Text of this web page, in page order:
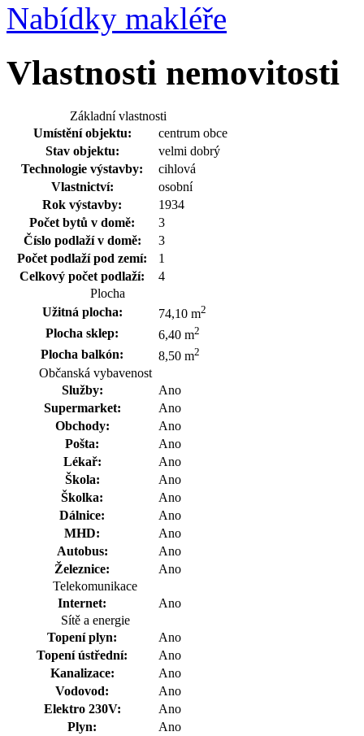
Nabídky makléře
Vlastnosti nemovitosti
Základní vlastnosti
Umístění objektu:
centrum obce
Stav objektu:
velmi dobrý
Technologie výstavby:
cihlová
Vlastnictví:
osobní
Rok výstavby:
1934
Počet bytů v domě:
3
Číslo podlaží v domě:
3
Počet podlaží pod zemí:
1
Celkový počet podlaží:
4
Plocha
Užitná plocha:
74,10 m2
Plocha sklep: 6,40 m2
Plocha balkón: 8,50 m2
Občanská vybavenost
Služby:
Ano
Supermarket:
Ano
Obchody:
Ano
Pošta:
Ano
Lékař:
Ano
Škola:
Ano
Školka:
Ano
Dálnice:
Ano
MHD:
Ano
Autobus:
Ano
Železnice:
Ano
Telekomunikace
Internet:
Ano
Sítě a energie
Topení plyn:
Ano
Topení ústřední:
Ano
Kanalizace:
Ano
Vodovod:
Ano
Elektro 230V:
Ano
Plyn:
Ano